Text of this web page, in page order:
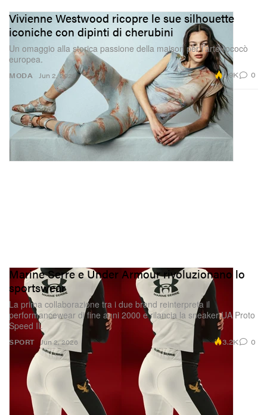
MODA
Vivienne Westwood ricopre le sue silhouette
iconiche con dipinti di cherubini
Un omaggio alla storica passione della maison per l’arte rococò
europea.
Jun 2, 2026 2.9K 0
SPORT
Marine Serre e Under Armour rivoluzionano lo
sportswear
La prima collaborazione tra i due brand reinterpreta il
performancewear di fine anni 2000 e rilancia la sneaker UA Proto
Speed II.
Jun 2, 2026 3.2K 0